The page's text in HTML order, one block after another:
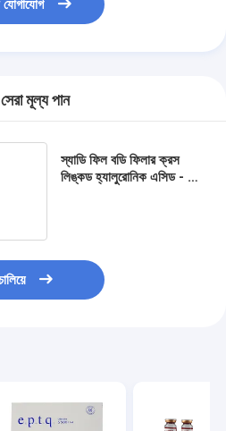
মূল্য পান
স্যাডি ফিল বডি ফিলার ক্রস
লিঙ্কড হ্যালুরোনিক এসিড - ৬০